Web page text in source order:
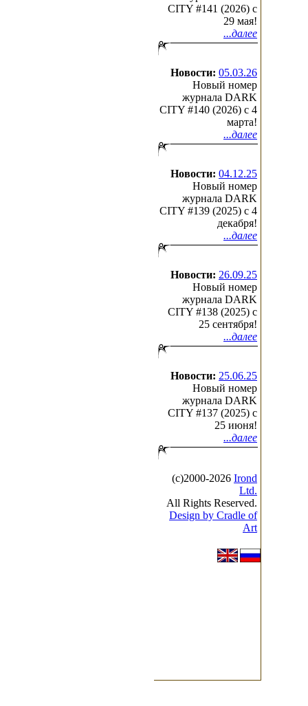
CITY #141 (2026) c
29 мая!
...далее
Новости: 05.03.26
Новый номер
журнала DARK
CITY #140 (2026) c 4
марта!
...далее
Новости: 04.12.25
Новый номер
журнала DARK
CITY #139 (2025) c 4
декабря!
...далее
Новости: 26.09.25
Новый номер
журнала DARK
CITY #138 (2025) c
25 сентября!
...далее
Новости: 25.06.25
Новый номер
журнала DARK
CITY #137 (2025) c
25 июня!
...далее
(с)2000-2026 Irond
Ltd.
All Rights Reserved.
Design by Cradle of
Art